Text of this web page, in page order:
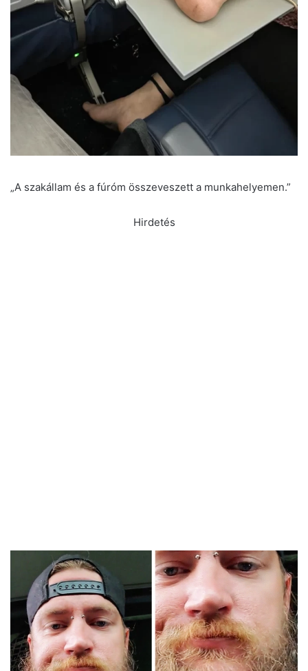
„A szakállam és a fúróm összeveszett a munkahelyemen.”
Hirdetés